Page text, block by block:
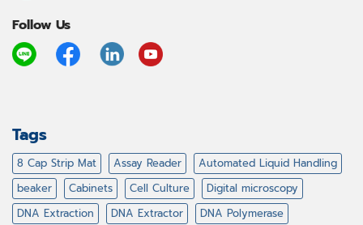
Follow Us
Tags
8 Cap Strip Mat Assay Reader
Automated Liquid Handling
beaker
Cabinets Cell Culture
Digital microscopy
DNA Extraction
DNA Extractor
DNA Polymerase